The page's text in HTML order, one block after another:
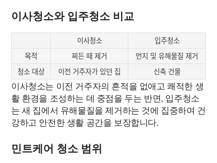
이사청소와 입주청소 비교
이사청소
입주청소
목적
찌든 때 제거
먼지 및 유해물질 제거
청소 대상
이전 거주자가 있던 집 신축 건물
이사청소는 이전 거주자의 흔적을 없애고 쾌적한 생
활 환경을 조성하는 데 중점을 두는 반면, 입주청소
는 새 집에서 유해물질을 제거하는 것에 집중하여 건
강하고 안전한 생활 공간을 보장합니다.
민트케어 청소 범위